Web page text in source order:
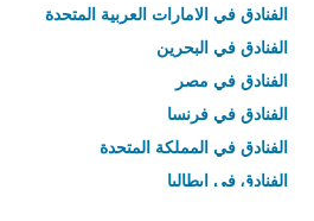
الفنادق في الامارات العربية المتحدة
الفنادق في البحرين
الفنادق في مصر
الفنادق في فرنسا
الفنادق في المملكة المتحدة
الفنادق في إيطاليا